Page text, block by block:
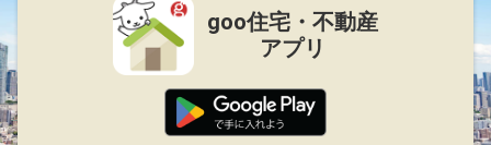
goo住宅・不動産
アプリ